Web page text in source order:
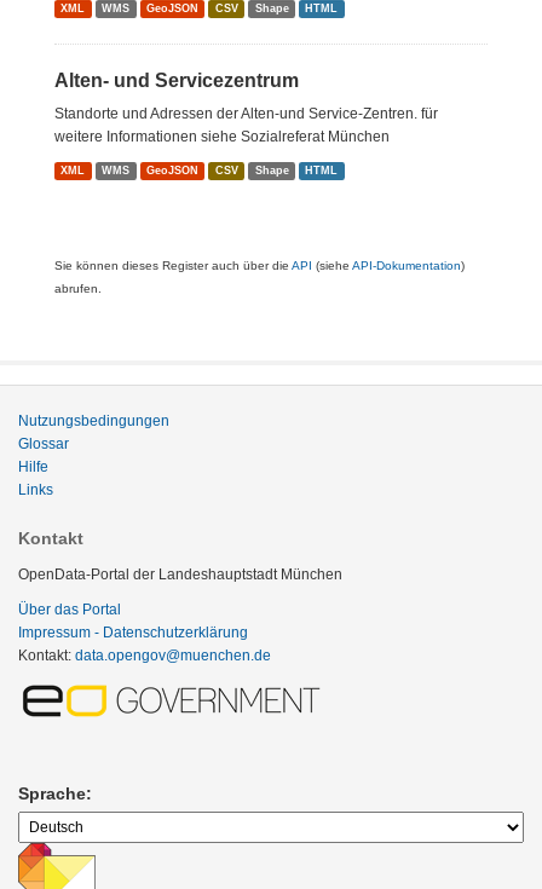
XML WMS GeoJSON CSV Shape HTML
Alten- und Servicezentrum
Standorte und Adressen der Alten-und Service-Zentren. für
weitere Informationen siehe Sozialreferat München
XML WMS GeoJSON CSV Shape HTML
Sie können dieses Register auch über die API (siehe API-Dokumentation)
abrufen.
Nutzungsbedingungen
Glossar
Hilfe
Links
Kontakt
OpenData-Portal der Landeshauptstadt München
Über das Portal
Impressum - Datenschutzerklärung
Kontakt: data.opengov@muenchen.de
Sprache